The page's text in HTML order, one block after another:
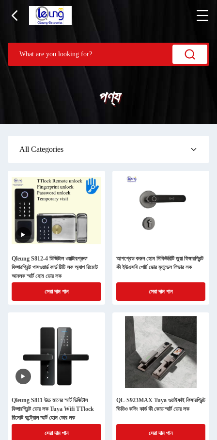
পণ্য
All Categories
Qleung S812-4 ডিজিটাল ওয়াটারপ্রুফ
ফিঙ্গারপ্রিন্ট পাসওয়ার্ড কার্ড টিটি লক অ্যাপ রিমোট
আনলক স্মার্ট হোম ডোর লক
সেরা দাম পান
আপগ্রেড করুন হোম সিকিউরিটি তুয়া ফিঙ্গারপ্রিন্ট
কী ইউএসবি পোর্ট ডোর হ্যান্ডেল লিভার লক
সেরা দাম পান
Qleung S811 উচ্চ মানের স্মার্ট ডিজিটাল
ফিঙ্গারপ্রিন্ট ডোর লক Tuya Wifi TTlock
রিমোট কন্ট্রোল স্মার্ট হোম ডোর লক
সেরা দাম পান
QL-S923MAX Tuya ওয়াইফাই ফিঙ্গারপ্রিন্ট
ভিডিও কলিং কার্ড কী কোড স্মার্ট ডোর লক
সেরা দাম পান